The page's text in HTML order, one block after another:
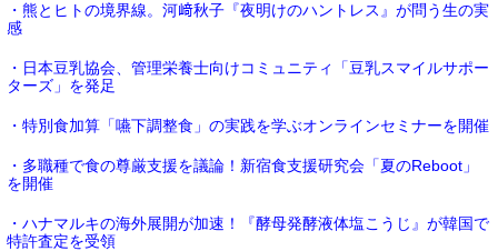
・熊とヒトの境界線。河﨑秋子『夜明けのハントレス』が問う生の実
感
・日本豆乳協会、管理栄養士向けコミュニティ「豆乳スマイルサポー
ターズ」を発足
・特別食加算「嚥下調整食」の実践を学ぶオンラインセミナーを開催
・多職種で食の尊厳支援を議論！新宿食支援研究会「夏のReboot」
を開催
・ハナマルキの海外展開が加速！『酵母発酵液体塩こうじ』が韓国で
特許査定を受領